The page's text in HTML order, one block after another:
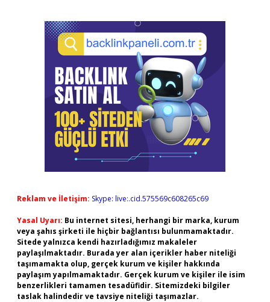
Reklam ve İletişim: Skype: live:.cid.575569c608265c69
Yasal Uyarı: Bu internet sitesi, herhangi bir marka, kurum
veya şahıs şirketi ile hiçbir bağlantısı bulunmamaktadır.
Sitede yalnızca kendi hazırladığımız makaleler
paylaşılmaktadır. Burada yer alan içerikler haber niteliği
taşımamakta olup, gerçek kurum ve kişiler hakkında
paylaşım yapılmamaktadır. Gerçek kurum ve kişiler ile isim
benzerlikleri tamamen tesadüfidir. Sitemizdeki bilgiler
taslak halindedir ve tavsiye niteliği taşımazlar.